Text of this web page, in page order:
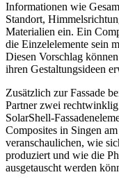
Informationen wie
Standort,
Materialien ein. Ein
die Einzelelemente sein
Diesen Vorschlag
ihren Gestaltungsideen
Zusätzlich zur Fassade
Partner zwei
SolarShell-
Composites in Singen
veranschaulichen, wie
produziert und wie die
ausgetauscht werden